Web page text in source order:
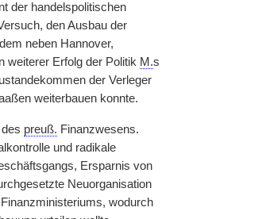
der handelspolitischen
den Ausbau der
neben Hannover,
weiterer Erfolg der Politik M.s
der Verleger
weiterbauen konnte.
preuß. Finanzwesens.
und radikale
Ersparnis von
Neuorganisation
wodurch